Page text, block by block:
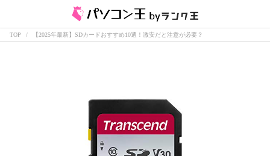
TOP 【2025年最新】SDカードおすすめ10選！激安だと注意が必要？